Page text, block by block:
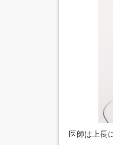
医師は上長